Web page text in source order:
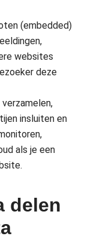
(embedded)
websites
deze
insluiten en
als je een
delen